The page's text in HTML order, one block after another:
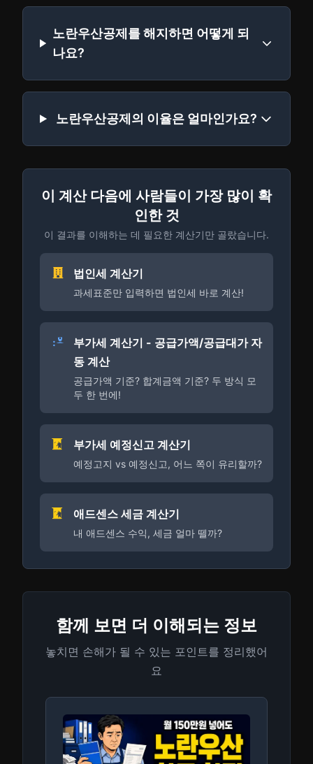
노란우산공제를 해지하면 어떻게 되
나요?
노란우산공제의 이율은 얼마인가요?
이 계산 다음에 사람들이 가장 많이 확
인한 것
이 결과를 이해하는 데 필요한 계산기만 골랐습니다.
법인세 계산기
과세표준만 입력하면 법인세 바로 계산!
부가세 계산기 - 공급가액/공급대가 자
동 계산
공급가액 기준? 합계금액 기준? 두 방식 모
두 한 번에!
부가세 예정신고 계산기
예정고지 vs 예정신고, 어느 쪽이 유리할까?
애드센스 세금 계산기
내 애드센스 수익, 세금 얼마 뗄까?
함께 보면 더 이해되는 정보
놓치면 손해가 될 수 있는 포인트를 정리했어
요